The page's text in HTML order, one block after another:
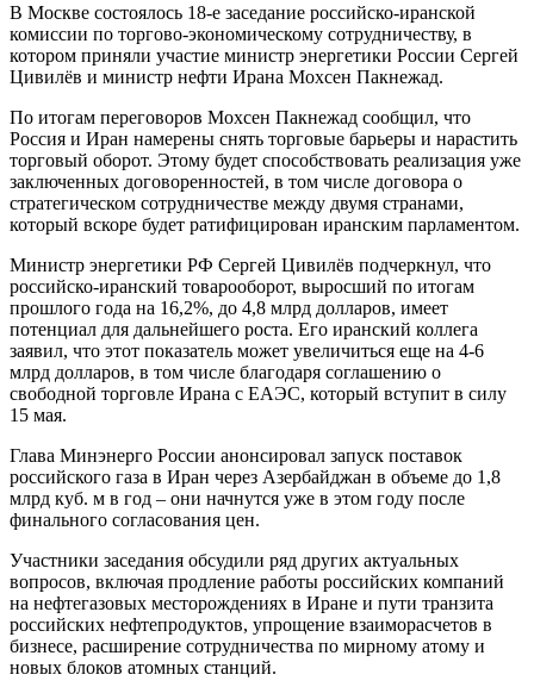
В Москве состоялось 18-е заседание российско-иранской
комиссии по торгово-экономическому сотрудничеству, в
котором приняли участие министр энергетики России Сергей
Цивилёв и министр нефти Ирана Мохсен Пакнежад.
По итогам переговоров Мохсен Пакнежад сообщил, что
Россия и Иран намерены снять торговые барьеры и нарастить
торговый оборот. Этому будет способствовать реализация уже
заключенных договоренностей, в том числе договора о
стратегическом сотрудничестве между двумя странами,
который вскоре будет ратифицирован иранским парламентом.
Министр энергетики РФ Сергей Цивилёв подчеркнул, что
российско-иранский товарооборот, выросший по итогам
прошлого года на 16,2%, до 4,8 млрд долларов, имеет
потенциал для дальнейшего роста. Его иранский коллега
заявил, что этот показатель может увеличиться еще на 4-6
млрд долларов, в том числе благодаря соглашению о
свободной торговле Ирана с ЕАЭС, который вступит в силу
15 мая.
Глава Минэнерго России анонсировал запуск поставок
российского газа в Иран через Азербайджан в объеме до 1,8
млрд куб. м в год – они начнутся уже в этом году после
финального согласования цен.
Участники заседания обсудили ряд других актуальных
вопросов, включая продление работы российских компаний
на нефтегазовых месторождениях в Иране и пути транзита
российских нефтепродуктов, упрощение взаиморасчетов в
бизнесе, расширение сотрудничества по мирному атому и
новых блоков атомных станций.